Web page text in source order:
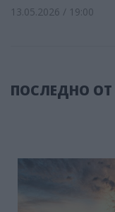
13.05.2026 / 19:00
ПОСЛЕДНО ОТ